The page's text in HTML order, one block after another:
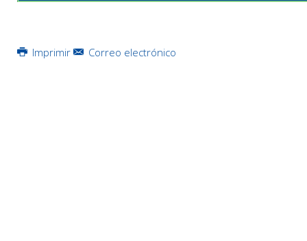
Imprimir Correo electrónico